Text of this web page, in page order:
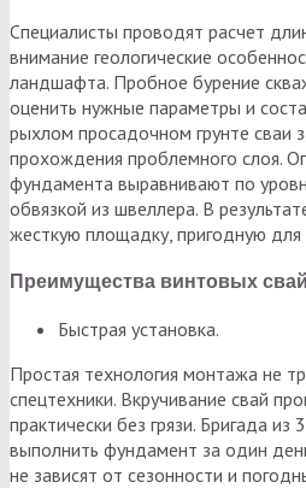
Специалисты проводят расчет
внимание геологические
ландшафта. Пробное бурение
оценить нужные параметры и
рыхлом просадочном грунте сваи
прохождения проблемного слоя.
фундамента выравнивают по
обвязкой из швеллера. В
жесткую площадку, пригодную
Преимущества винтовых свай
Быстрая установка.
Простая технология монтажа не
спецтехники. Вкручивание свай
практически без грязи. Бригада из
выполнить фундамент за один
не зависят от сезонности и